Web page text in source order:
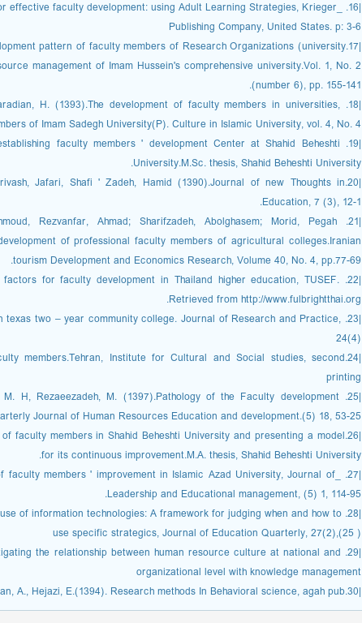
for effective faculty development: using Adult Learning Strategies, Krieger
Publishing Company, United States. p: 3-6
pattern of faculty members of Research Organizations (university
management of Imam Hussein's comprehensive university.Vol. 1, No. 2
(number 6), pp. 155-141.
H. (1393).The development of faculty members in universities,
of Imam Sadegh University(P). Culture in Islamic University, vol. 4, No. 4
establishing faculty members ' development Center at Shahid Beheshti
University.M.Sc. thesis, Shahid Beheshti University.
Jafari, Shafi ' Zadeh, Hamid (1390).Journal of new Thoughts in
Education, 7 (3), 12-1.
Rezvanfar, Ahmad; Sharifzadeh, Abolghasem; Morid, Pegah
of professional faculty members of agricultural colleges.Iranian
tourism Development and Economics Research, Volume 40, No. 4, pp.77-69.
factors for faculty development in Thailand higher education, TUSEF.
Retrieved from http://www.fulbrightthai.org.
in texas two – year community college. Journal of Research and Practice,
24(4)
members.Tehran, Institute for Cultural and Social studies, second
printing
M. H, Rezaeezadeh, M. (1397).Pathology of the Faculty development
Journal of Human Resources Education and development.(5) 18, 53-25.
of faculty members in Shahid Beheshti University and presenting a model
for its continuous improvement.M.A. thesis, Shahid Beheshti University.
of faculty members ' improvement in Islamic Azad University, Journal of
Leadership and Educational management, (5) 1, 114-95.
use of information technologies: A framework for judging when and how to
use specific strategics, Journal of Education Quarterly, 27(2),(25 )
the relationship between human resource culture at national and
organizational level with knowledge management
|30.Sarmad, z. Bazargan, A., Hejazi, E.(1394). Research methods In Behavioral science, agah pub.